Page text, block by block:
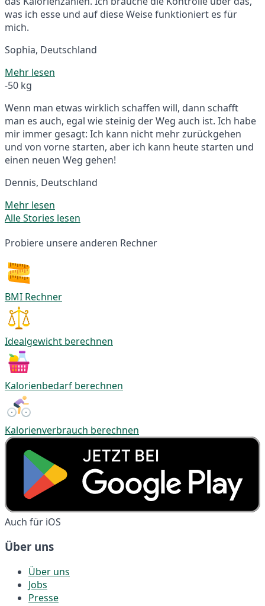
was ich esse und auf diese Weise funktioniert es für
mich.
Sophia, Deutschland
Mehr lesen
-50 kg
Wenn man etwas wirklich schaffen will, dann schafft
man es auch, egal wie steinig der Weg auch ist. Ich habe
mir immer gesagt: Ich kann nicht mehr zurückgehen
und von vorne starten, aber ich kann heute starten und
einen neuen Weg gehen!
Dennis, Deutschland
Mehr lesen
Alle Stories lesen
Probiere unsere anderen Rechner
BMI Rechner
Idealgewicht berechnen
Kalorienbedarf berechnen
Kalorienverbrauch berechnen
Auch für iOS
Über uns
Über uns
Jobs
Presse